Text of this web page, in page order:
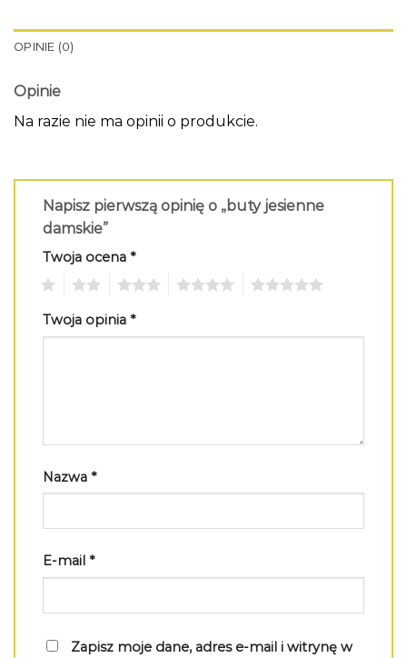
OPINIE (0)
Opinie
Na razie nie ma opinii o produkcie.
Napisz pierwszą opinię o „buty jesienne
damskie”
Twoja ocena *
Twoja opinia *
Nazwa *
E-mail *
Zapisz moje dane, adres e-mail i witrynę w